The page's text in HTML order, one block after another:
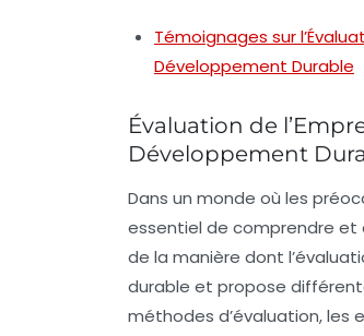
Témoignages sur
Développement Durable
Évaluation de
Développement
Dans un monde où les
essentiel de comprendre et
de la manière dont
durable et propose
méthodes d’évaluation, les